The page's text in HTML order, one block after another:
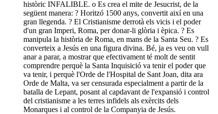
històric INFALIBLE. o Es crea el mite de Jesucrist, de la
següent manera: ? Horitzó 1500 anys, convertit així en una
gran llegenda. ? El Cristianisme derrotà els vicis i el poder
d'un gran Imperi, Roma, per donar-li glòria i èpica. ? Es
manipula la història de Roma, en mans de la Santa Seu. ? Es
converteix a Jesús en una figura divina. Bé, ja es veu on vull
anar a parar, a mostrar que efectivament té molt de sentit
comprendre perquè la Santa Inquisició va tenir el poder que
va tenir, i perquè l'Orde de l'Hospital de Sant Joan, dita ara
Orde de Malta, va ser censurada especialment a partir de la
batalla de Lepant, posant al capdavant de l'expansió i control
del cristianisme a les terres infidels als exèrcits dels
Monarques i al control de la Companyia de Jesús.